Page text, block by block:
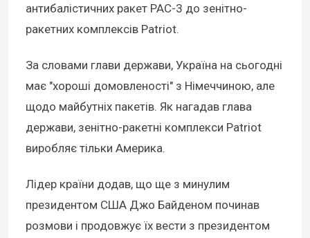
антибалістичних ракет PAC-3 до зенітно-
ракетних комплексів Patriot.
За словами глави держави, Україна на сьогодні
має "хороші домовленості" з Німеччиною, але
щодо майбутніх пакетів. Як нагадав глава
держави, зенітно-ракетні комплекси Patriot
виробляє тільки Америка.
Лідер країни додав, що ще з минулим
президентом США Джо Байденом починав
розмови і продовжує їх вести з президентом